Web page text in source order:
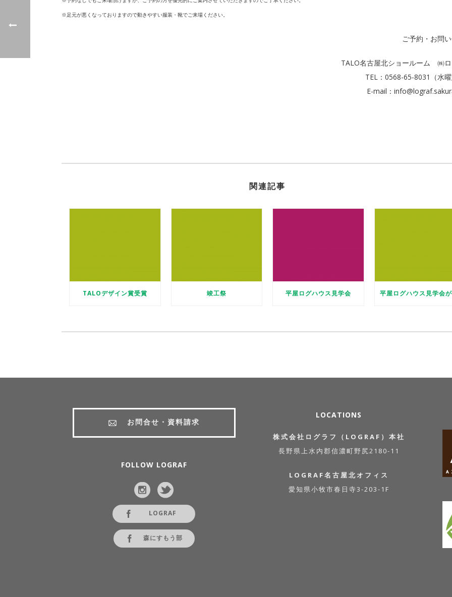
※足元が悪くなっておりますので動きやすい服装・靴でご来場ください。
ご予約・お問
TALO名古屋北ショールーム ㈱
TEL：0568-65-8031（水曜
E-mail：
関連記事
TALOデザイン賞受賞 竣工祭 平屋ログハウス見学会
お問合せ・資料請求
FOLLOW LOGRAF
LOGRAF
森にすもう部
LOCATIONS
株式会社ログラフ（LOGRAF）本社
長野県上水内郡信濃町野尻2180-11
LOGRAF名古屋北オフィス
愛知県小牧市春日寺3-203-1F